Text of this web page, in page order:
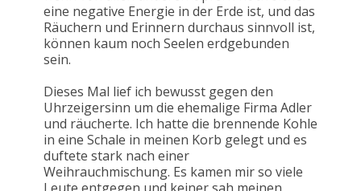
eine negative Energie in der Erde ist, und das
Räuchern und Erinnern durchaus sinnvoll ist,
können kaum noch Seelen erdgebunden
sein.
Dieses Mal lief ich bewusst gegen den
Uhrzeigersinn um die ehemalige Firma Adler
und räucherte. Ich hatte die brennende Kohle
in eine Schale in meinen Korb gelegt und es
duftete stark nach einer
Weihrauchmischung. Es kamen mir so viele